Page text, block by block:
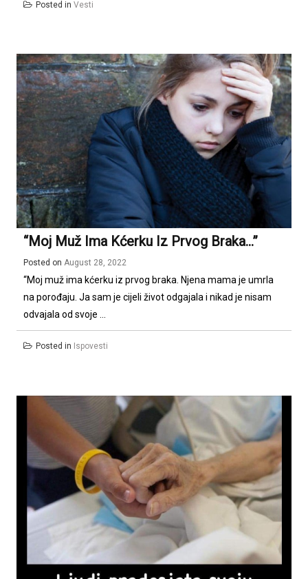
Posted in Vesti
“Moj Muž Ima Kćerku Iz Prvog Braka…”
Posted on August 28, 2022
“Moj muž ima kćerku iz prvog braka. Njena mama je umrla
na porođaju. Ja sam je cijeli život odgajala i nikad je nisam
odvajala od svoje ...
Posted in Ispovesti